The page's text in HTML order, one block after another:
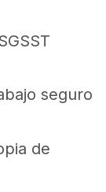
seguro
de